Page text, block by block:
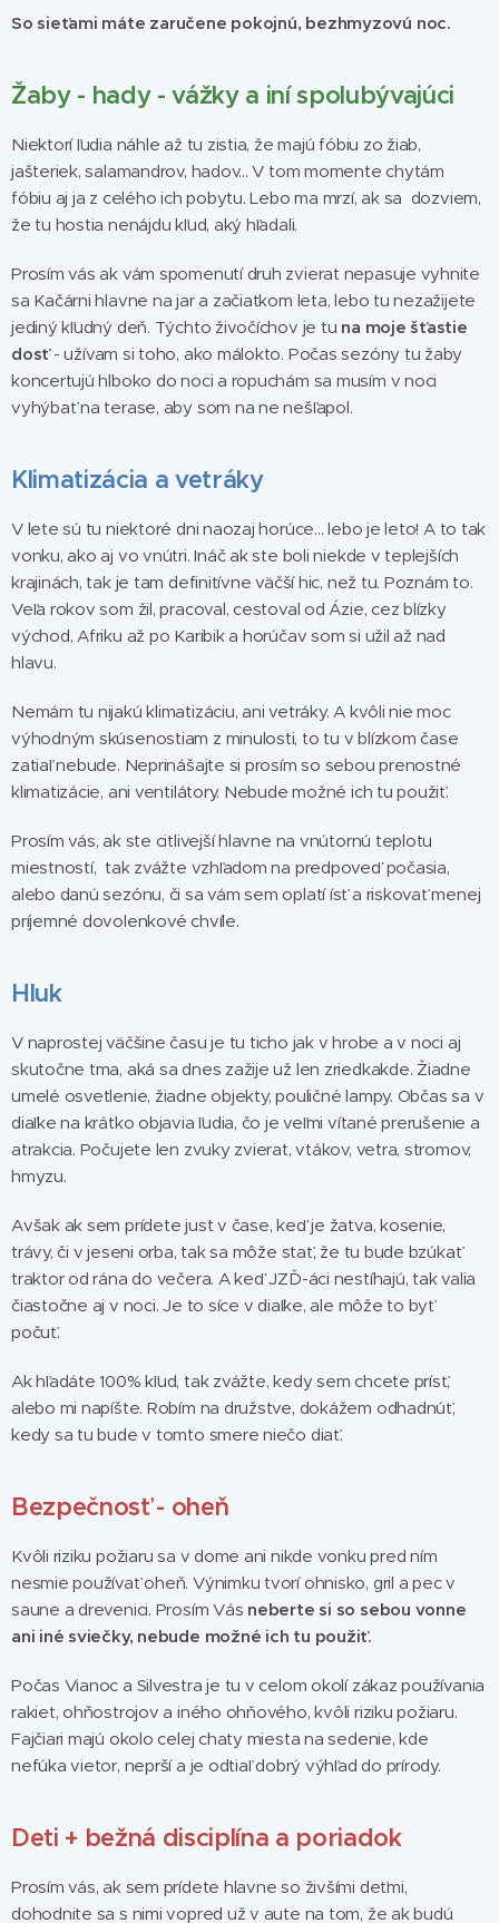
So sieťami máte zaručene pokojnú, bezhmyzovú noc.
Žaby - hady - vážky a iní spolubývajúci
Niektorí ľudia náhle až tu zistia, že majú fóbiu zo žiab,
jašteriek, salamandrov, hadov... V tom momente chytám
fóbiu aj ja z celého ich pobytu. Lebo ma mrzí, ak sa dozviem,
že tu hostia nenájdu kľud, aký hľadali.
Prosím vás ak vám spomenutí druh zvierat nepasuje vyhnite
sa Kačárni hlavne na jar a začiatkom leta, lebo tu nezažijete
jediný kľudný deň. Týchto živočíchov je tu na moje šťastie
dosť- užívam si toho, ako málokto. Počas sezóny tu žaby
koncertujú hlboko do noci a ropuchám sa musím v noci
vyhýbať na terase, aby som na ne nešľapol.
Klimatizácia a vetráky
V lete sú tu niektoré dni naozaj horúce... lebo je leto! A to tak
vonku, ako aj vo vnútri. Ináč ak ste boli niekde v teplejších
krajinách, tak je tam definitívne väčší hic, než tu. Poznám to.
Veľa rokov som žil, pracoval, cestoval od Ázie, cez blízky
východ, Afriku až po Karibik a horúčav som si užil až nad
hlavu.
Nemám tu nijakú klimatizáciu, ani vetráky. A kvôli nie moc
výhodným skúsenostiam z minulosti, to tu v blízkom čase
zatiaľ nebude. Neprinášajte si prosím so sebou prenostné
klimatizácie, ani ventilátory. Nebude možné ich tu použiť.
Prosím vás, ak ste citlivejší hlavne na vnútornú teplotu
miestností, tak zvážte vzhľadom na predpoveď počasia,
alebo danú sezónu, či sa vám sem oplatí ísť a riskovať menej
príjemné dovolenkové chvíle.
Hluk
V naprostej väčšine času je tu ticho jak v hrobe a v noci aj
skutočne tma, aká sa dnes zažije už len zriedkakde. Žiadne
umelé osvetlenie, žiadne objekty, pouličné lampy. Občas sa v
diaľke na krátko objavia ľudia, čo je veľmi vítané prerušenie a
atrakcia. Počujete len zvuky zvierat, vtákov, vetra, stromov,
hmyzu.
Avšak ak sem prídete just v čase, keď je žatva, kosenie,
trávy, či v jeseni orba, tak sa môže stať, že tu bude bzúkať
traktor od rána do večera. A keď JZĎ-áci nestíhajú, tak valia
čiastočne aj v noci. Je to síce v diaľke, ale môže to byť
počuť.
Ak hľadáte 100% kľud, tak zvážte, kedy sem chcete prísť,
alebo mi napíšte. Robím na družstve, dokážem odhadnúť,
kedy sa tu bude v tomto smere niečo diať.
Bezpečnosť - oheň
Kvôli riziku požiaru sa v dome ani nikde vonku pred ním
nesmie používať oheň. Výnimku tvorí ohnisko, gril a pec v
saune a drevenici. Prosím Vás neberte si so sebou vonne
ani iné sviečky, nebude možné ich tu použiť.
Počas Vianoc a Silvestra je tu v celom okolí zákaz používania
rakiet, ohňostrojov a iného ohňového, kvôli riziku požiaru.
Fajčiari majú okolo celej chaty miesta na sedenie, kde
nefúka vietor, neprší a je odtiaľ dobrý výhľad do prírody.
Deti + bežná disciplína a poriadok
Prosím vás, ak sem prídete hlavne so živšími deťmi,
dohodnite sa s nimi vopred už v aute na tom, že ak budú